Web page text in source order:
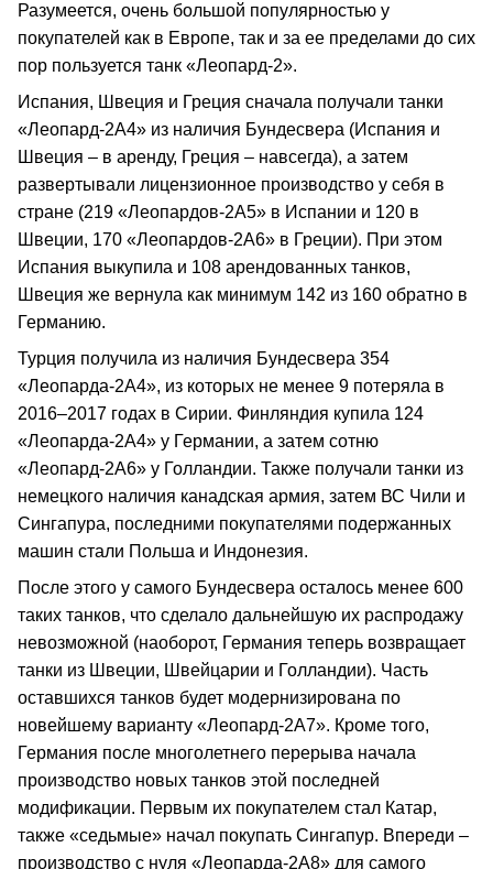
Разумеется, очень большой популярностью у
покупателей как в Европе, так и за ее пределами до сих
пор пользуется танк «Леопард-2».
Испания, Швеция и Греция сначала получали танки
«Леопард-2А4» из наличия Бундесвера (Испания и
Швеция – в аренду, Греция – навсегда), а затем
развертывали лицензионное производство у себя в
стране (219 «Леопардов-2А5» в Испании и 120 в
Швеции, 170 «Леопардов-2А6» в Греции). При этом
Испания выкупила и 108 арендованных танков,
Швеция же вернула как минимум 142 из 160 обратно в
Германию.
Турция получила из наличия Бундесвера 354
«Леопарда-2А4», из которых не менее 9 потеряла в
2016–2017 годах в Сирии. Финляндия купила 124
«Леопарда-2А4» у Германии, а затем сотню
«Леопард-2А6» у Голландии. Также получали танки из
немецкого наличия канадская армия, затем ВС Чили и
Сингапура, последними покупателями подержанных
машин стали Польша и Индонезия.
После этого у самого Бундесвера осталось менее 600
таких танков, что сделало дальнейшую их распродажу
невозможной (наоборот, Германия теперь возвращает
танки из Швеции, Швейцарии и Голландии). Часть
оставшихся танков будет модернизирована по
новейшему варианту «Леопард-2А7». Кроме того,
Германия после многолетнего перерыва начала
производство новых танков этой последней
модификации. Первым их покупателем стал Катар,
также «седьмые» начал покупать Сингапур. Впереди –
производство с нуля «Леопарда-2А8» для самого